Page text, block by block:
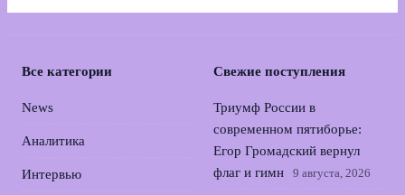
Все категории
News
Аналитика
Интервью
Свежие поступления
Триумф России в
современном пятиборье:
Егор Громадский вернул
флаг и гимн
9 августа, 2026